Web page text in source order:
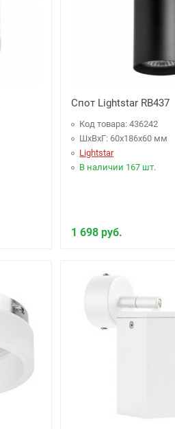
Спот Lightstar RB437
Код товара: 436242
ШхВхГ: 60x186x60 мм
Lightstar
В наличии 167 шт.
1 698 руб.